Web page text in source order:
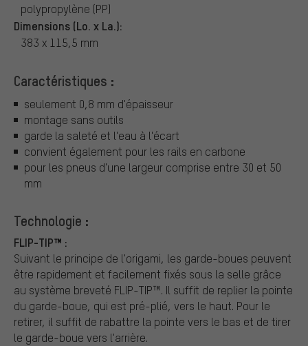
polypropylène (PP)
Dimensions (Lo. x La.):
383 x 115,5 mm
Caractéristiques :
seulement 0,8 mm d'épaisseur
montage sans outils
garde la saleté et l'eau à l'écart
convient également pour les rails en carbone
pour les pneus d'une largeur comprise entre 30 et 50
mm
Technologie :
FLIP-TIP™ :
Suivant le principe de l'origami, les garde-boues peuvent
être rapidement et facilement fixés sous la selle grâce
au système breveté FLIP-TIP™. Il suffit de replier la pointe
du garde-boue, qui est pré-plié, vers le haut. Pour le
retirer, il suffit de rabattre la pointe vers le bas et de tirer
le garde-boue vers l'arrière.